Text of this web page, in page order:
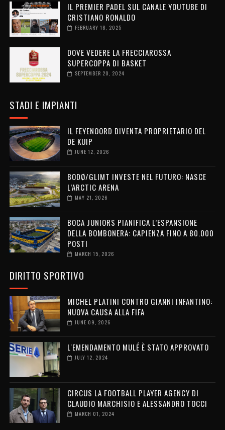
IL PREMIER PADEL SUL CANALE YOUTUBE DI
CRISTIANO RONALDO
FEBRUARY 18, 2025
DOVE VEDERE LA FRECCIAROSSA
SUPERCOPPA DI BASKET
SEPTEMBER 20, 2024
STADI E IMPIANTI
IL FEYENOORD DIVENTA PROPRIETARIO DEL
DE KUIP
JUNE 12, 2026
BODØ/GLIMT INVESTE NEL FUTURO: NASCE
L’ARCTIC ARENA
MAY 21, 2026
BOCA JUNIORS PIANIFICA L’ESPANSIONE
DELLA BOMBONERA: CAPIENZA FINO A 80.000
POSTI
MARCH 15, 2026
DIRITTO SPORTIVO
MICHEL PLATINI CONTRO GIANNI INFANTINO:
NUOVA CAUSA ALLA FIFA
JUNE 09, 2026
L'EMENDAMENTO MULÉ È STATO APPROVATO
JULY 12, 2024
CIRCUS LA FOOTBALL PLAYER AGENCY DI
CLAUDIO MARCHISIO E ALESSANDRO TOCCI
MARCH 01, 2024